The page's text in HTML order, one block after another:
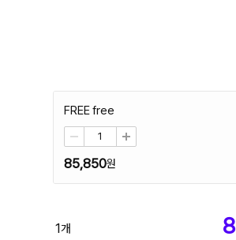
FREE free
85,850
1개